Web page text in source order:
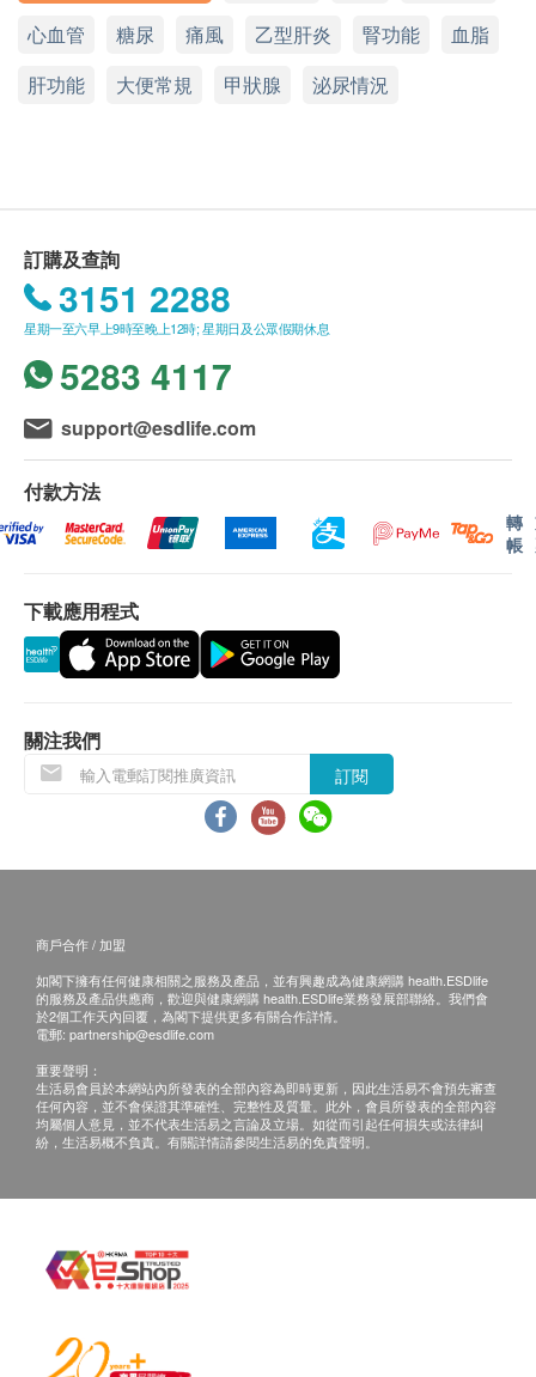
$2000 百佳電子禮券
$2000 豐澤電子禮券
基本健康評估
脈搏率
血脂
三酸甘油脂
總膽固醇
高密度膽固醇
總膽固醇跟高密度膽固醇比值
糖尿
血糖
肝功能
鹼性磷酸酶
白蛋白球蛋白比例
白蛋白
總膽紅素
腎功能
鈉
氯化物
血肌酸酐
血液檢查
血小板數目
如柏氏抹片發炎。 (只限有性經驗女性)
500.0
瘤、硬塊或鈣化物等乳房問題 (此檢查項目或需另約日期進行
檢查)
HK$1,500.0
上腹部超聲波
肝、膽、脾、胰、腎及主動脈 (此檢查項目或需另約日期到指
HK$2,100.0
全腹部超聲波
可探測肝癌、肝硬化、脂肪肝、膽石、前列腺腫大、膀胱石、
子宮癌、卵巢癌、卵巢囊腫、子宮肌瘤(纖維瘤)等 (此檢查項
女性癌症指標檢查計劃
(包括: 甲種胚胎蛋白(肝), 癌抗原 19.9 (胰臟), 癌抗原 72.4
HK$2,600.0
包括游離亞甲狀腺素, 游離甲狀腺素, 促甲狀腺激素, 抗甲狀腺
HK$1,600.0
(肝、膽、脾、胰、腎及主動脈) (雙人) (此檢查項目或需另約
日期到指定中心進行檢查)
HK$3,600.0
男性癌症指標檢查計劃
(包括: 甲種胚胎蛋白(肝), 癌抗原 19.9 (胰臟), 癌抗原 72.4
(胃), 癌胚抗原(結腸), 艾柏斯坦氏病毒全面抗體(鼻咽), 前列腺
癌抗原, 游離前列腺癌抗原 (原價 $5200)
HK$ 2,600.0
臟), 癌抗原 72.4 (胃))(原價 $4800)
HK$4,060.0
全腹部超聲波(雙人)
可探測肝癌、肝硬化、脂肪肝、膽石、前列腺腫大、膀胱石、
進行身體檢查後，一般情況下，可於10至14個工
作天內獲得驗身報告。如有需要特別快速報告，可
向醫護人員提出，作出特別安排。
疫苗注射（不包括新冠疫苗相關計劃）
一般疫苗注射服務計劃有效期為6個月，客戶必須
於6個月內 (由確認付款日期起計) 接受有關服務，
逾期作廢。
此項交易必須經醫生評估是否適合進行疫苗註射。
如醫生認為不適合註射疫苗，將取消此計劃的服
務，全數費用退回
疫苗註射均由註冊醫生/醫護人員負責註射程序。
如希望使用長者醫療券進行支付，請在訂購前先聯絡
健康網購，以便我們為您做出相應的安排。
所有健康檢查/服務並非作為醫務診斷或治療用
途。當閣下身體健康出現任何疾病徵兆時，應立即
諮詢有認可資格的醫生，作出診斷及治療。
本服務/產品由商戶提供。生活易【健康網購
網購health.ESDlife概不負責。一切有關的索償或
查詢，須向提供服務之體檢中心或商戶提出。
星期一至五：9:00a.m. – 1:30p.m.; 2:30p.m. – 6:30p.m.
星期日及公眾假期︰休息
心血管
糖尿 痛風 乙型肝炎 腎功能
血脂
肝功能
大便常規 甲狀腺 泌尿情況
訂購及查詢
3151 2288
星期一至六早上9時至晚上12時; 星期日及公眾假期休息
5283 4117
support@esdlife.com
付款方法
轉
帳
下載應用程式
關注我們
訂閱
商戶合作 / 加盟
如閣下擁有任何健康相關之服務及產品，並有興趣成為健康網購 health.ESDlife
的服務及產品供應商，歡迎與健康網購 health.ESDlife業務發展部聯絡。我們會
於2個工作天內回覆，為閣下提供更多有關合作詳情。
電郵: partnership@esdlife.com
重要聲明：
生活易會員於本網站內所發表的全部內容為即時更新，因此生活易不會預先審查
任何內容，並不會保證其準確性、完整性及質量。此外，會員所發表的全部內容
均屬個人意見，並不代表生活易之言論及立場。如從而引起任何損失或法律糾
紛，生活易概不負責。有關詳情請參閱生活易的免責聲明。